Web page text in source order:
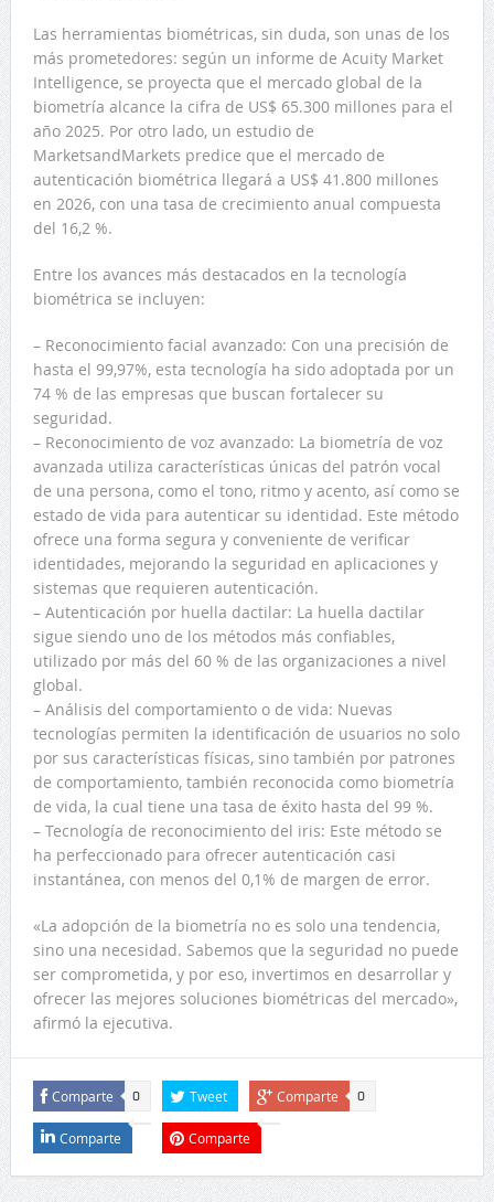
Las herramientas biométricas, sin duda, son unas de los
más prometedores: según un informe de Acuity Market
Intelligence, se proyecta que el mercado global de la
biometría alcance la cifra de US$ 65.300 millones para el
año 2025. Por otro lado, un estudio de
MarketsandMarkets predice que el mercado de
autenticación biométrica llegará a US$ 41.800 millones
en 2026, con una tasa de crecimiento anual compuesta
del 16,2 %.
Entre los avances más destacados en la tecnología
biométrica se incluyen:
– Reconocimiento facial avanzado: Con una precisión de
hasta el 99,97%, esta tecnología ha sido adoptada por un
74 % de las empresas que buscan fortalecer su
seguridad.
– Reconocimiento de voz avanzado: La biometría de voz
avanzada utiliza características únicas del patrón vocal
de una persona, como el tono, ritmo y acento, así como se
estado de vida para autenticar su identidad. Este método
ofrece una forma segura y conveniente de verificar
identidades, mejorando la seguridad en aplicaciones y
sistemas que requieren autenticación.
– Autenticación por huella dactilar: La huella dactilar
sigue siendo uno de los métodos más confiables,
utilizado por más del 60 % de las organizaciones a nivel
global.
– Análisis del comportamiento o de vida: Nuevas
tecnologías permiten la identificación de usuarios no solo
por sus características físicas, sino también por patrones
de comportamiento, también reconocida como biometría
de vida, la cual tiene una tasa de éxito hasta del 99 %.
– Tecnología de reconocimiento del iris: Este método se
ha perfeccionado para ofrecer autenticación casi
instantánea, con menos del 0,1% de margen de error.
«La adopción de la biometría no es solo una tendencia,
sino una necesidad. Sabemos que la seguridad no puede
ser comprometida, y por eso, invertimos en desarrollar y
ofrecer las mejores soluciones biométricas del mercado»,
afirmó la ejecutiva.
Comparte 0 Tweet Comparte 0
Comparte Comparte